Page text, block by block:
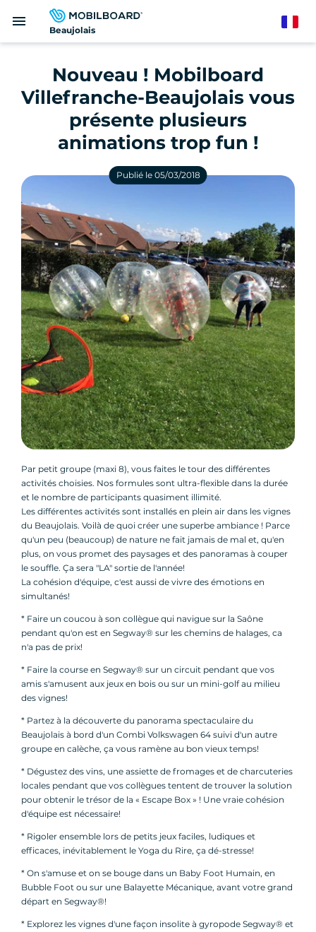
Beaujolais
menu
Nouveau ! Mobilboard
Villefranche-Beaujolais vous
présente plusieurs
animations trop fun !
Publié le 05/03/2018
Par petit groupe (maxi 8), vous faites le tour des différentes
activités choisies. Nos formules sont ultra-flexible dans la durée
et le nombre de participants quasiment illimité.
Les différentes activités sont installés en plein air dans les vignes
du Beaujolais. Voilà de quoi créer une superbe ambiance ! Parce
qu'un peu (beaucoup) de nature ne fait jamais de mal et, qu'en
plus, on vous promet des paysages et des panoramas à couper
le souffle. Ça sera "LA" sortie de l'année!
La cohésion d'équipe, c'est aussi de vivre des émotions en
simultanés!
* Faire un coucou à son collègue qui navigue sur la Saône
pendant qu'on est en Segway® sur les chemins de halages, ca
n'a pas de prix!
* Faire la course en Segway® sur un circuit pendant que vos
amis s'amusent aux jeux en bois ou sur un mini-golf au milieu
des vignes!
* Partez à la découverte du panorama spectaculaire du
Beaujolais à bord d'un Combi Volkswagen 64 suivi d'un autre
groupe en calèche, ça vous ramène au bon vieux temps!
* Dégustez des vins, une assiette de fromages et de charcuteries
locales pendant que vos collègues tentent de trouver la solution
pour obtenir le trésor de la « Escape Box » ! Une vraie cohésion
d'équipe est nécessaire!
* Rigoler ensemble lors de petits jeux faciles, ludiques et
efficaces, inévitablement le Yoga du Rire, ça dé-stresse!
* On s'amuse et on se bouge dans un Baby Foot Humain, en
Bubble Foot ou sur une Balayette Mécanique, avant votre grand
départ en Segway®!
* Explorez les vignes d'une façon insolite à gyropode Segway® et